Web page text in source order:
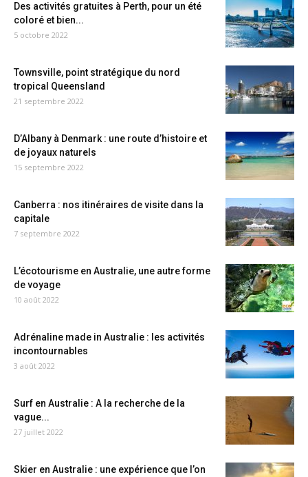
Des activités gratuites à Perth, pour un été
coloré et bien...
5 octobre 2022
Townsville, point stratégique du nord
tropical Queensland
21 septembre 2022
D’Albany à Denmark : une route d’histoire et
de joyaux naturels
15 septembre 2022
Canberra : nos itinéraires de visite dans la
capitale
7 septembre 2022
L’écotourisme en Australie, une autre forme
de voyage
10 août 2022
Adrénaline made in Australie : les activités
incontournables
3 août 2022
Surf en Australie : A la recherche de la
vague...
27 juillet 2022
Skier en Australie : une expérience que l’on